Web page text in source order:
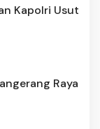
Kapolri Usut
Raya